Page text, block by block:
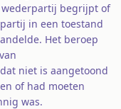
wederpartij begrijpt of
in een toestand
Het beroep
niet is aangetoond
of had moeten
was.